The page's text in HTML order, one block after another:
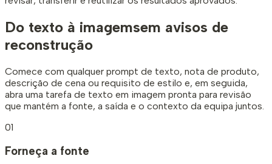
Do texto à imagemsem avisos de
reconstrução
Comece com qualquer prompt de texto, nota de produto,
descrição de cena ou requisito de estilo e, em seguida,
abra uma tarefa de texto em imagem pronta para revisão
que mantém a fonte, a saída e o contexto da equipa juntos.
01
Forneça a fonte